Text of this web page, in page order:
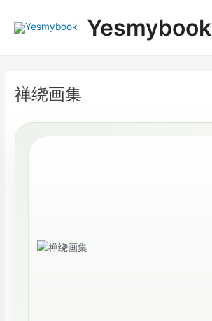
Yesmybook
禅绕画集
navigation